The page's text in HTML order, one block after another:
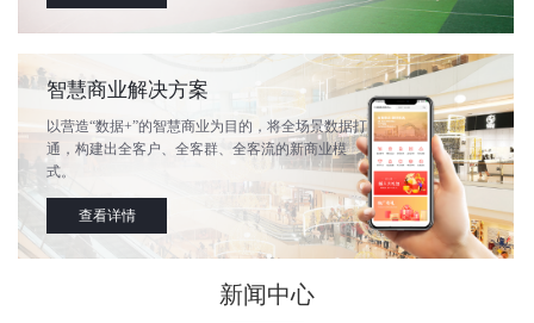
智慧商业解决方案
以营造“数据+”的智慧商业为目的，将全场景数据打
通，构建出全客户、全客群、全客流的新商业模
式。
查看详情
新闻中心